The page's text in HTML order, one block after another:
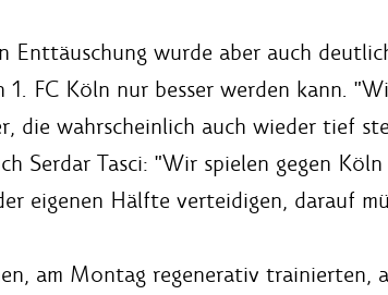
wurde aber auch
1. FC Köln nur besser werden kann.
die wahrscheinlich auch wieder tief
Serdar Tasci: "Wir spielen gegen
eigenen Hälfte verteidigen, darauf
am Montag regenerativ trainierten,